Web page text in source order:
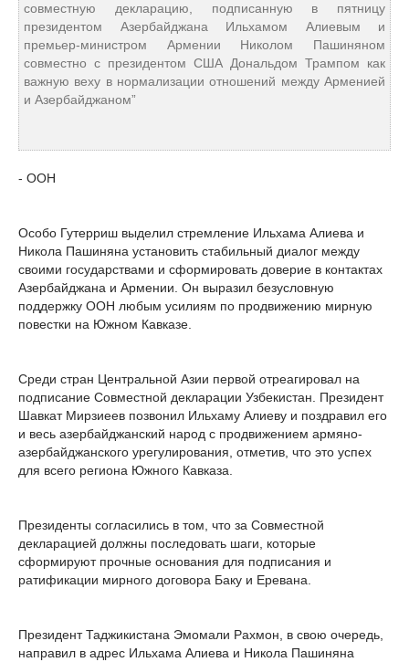
совместную декларацию, подписанную в пятницу
президентом Азербайджана Ильхамом Алиевым и
премьер-министром Армении Николом Пашиняном
совместно с президентом США Дональдом Трампом как
важную веху в нормализации отношений между Арменией
и Азербайджаном”
- ООН
Особо Гутерриш выделил стремление Ильхама Алиева и
Никола Пашиняна установить стабильный диалог между
своими государствами и сформировать доверие в контактах
Азербайджана и Армении. Он выразил безусловную
поддержку ООН любым усилиям по продвижению мирную
повестки на Южном Кавказе.
Среди стран Центральной Азии первой отреагировал на
подписание Совместной декларации Узбекистан. Президент
Шавкат Мирзиеев позвонил Ильхаму Алиеву и поздравил его
и весь азербайджанский народ с продвижением армяно-
азербайджанского урегулирования, отметив, что это успех
для всего региона Южного Кавказа.
Президенты согласились в том, что за Совместной
декларацией должны последовать шаги, которые
сформируют прочные основания для подписания и
ратификации мирного договора Баку и Еревана.
Президент Таджикистана Эмомали Рахмон, в свою очередь,
направил в адрес Ильхама Алиева и Никола Пашиняна